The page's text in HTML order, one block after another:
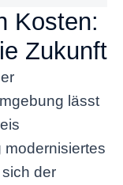
Kosten:
Zukunft
lässt
modernisiertes
der